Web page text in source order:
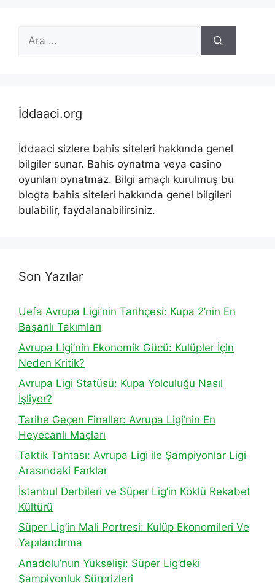
için
İddaaci.org
İddaaci sizlere bahis siteleri hakkında genel
bilgiler sunar. Bahis oynatma veya casino
oyunları oynatmaz. Bilgi amaçlı kurulmuş bu
blogta bahis siteleri hakkında genel bilgileri
bulabilir, faydalanabilirsiniz.
Son Yazılar
Uefa Avrupa Ligi’nin Tarihçesi: Kupa 2’nin En
Başarılı Takımları
Avrupa Ligi’nin Ekonomik Gücü: Kulüpler İçin
Neden Kritik?
Avrupa Ligi Statüsü: Kupa Yolculuğu Nasıl
İşliyor?
Tarihe Geçen Finaller: Avrupa Ligi’nin En
Heyecanlı Maçları
Taktik Tahtası: Avrupa Ligi ile Şampiyonlar Ligi
Arasındaki Farklar
İstanbul Derbileri ve Süper Lig’in Köklü Rekabet
Kültürü
Süper Lig’in Mali Portresi: Kulüp Ekonomileri Ve
Yapılandırma
Anadolu’nun Yükselişi: Süper Lig’deki
Şampiyonluk Sürprizleri